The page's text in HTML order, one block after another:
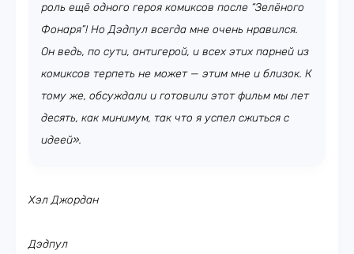
роль ещё одного героя комиксов после “Зелёного
Фонаря”! Но Дэдпул всегда мне очень нравился.
Он ведь, по сути, антигерой, и всех этих парней из
комиксов терпеть не может — этим мне и близок. К
тому же, обсуждали и готовили этот фильм мы лет
десять, как минимум, так что я успел сжиться с
идеей».
Хэл Джордан
Дэдпул